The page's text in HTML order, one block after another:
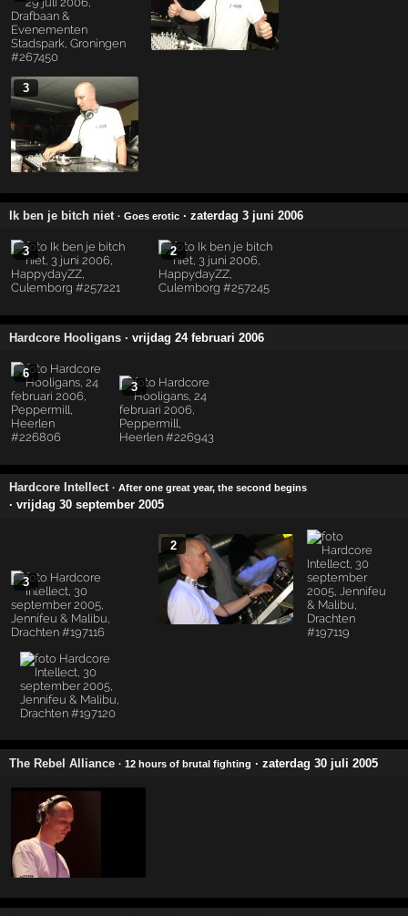
3
Ik ben je bitch niet · Goes erotic · zaterdag 3 juni 2006
3 2
Hardcore Hooligans · vrijdag 24 februari 2006
6
3
Hardcore Intellect · After one great year, the second begins
· vrijdag 30 september 2005
3
2
The Rebel Alliance · 12 hours of brutal fighting · zaterdag 30 juli 2005